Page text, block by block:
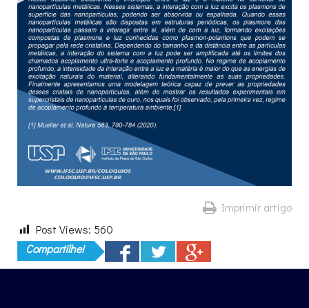
Imprimir artigo
Post Views: 560
Compartilhe!